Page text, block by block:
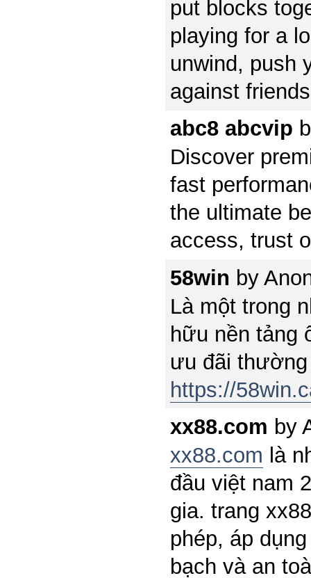
put blocks
playing for a
unwind, push
against
abc8 abcvip
Discover
fast
the ultimate
access, trust
58win by
Là một trong
hữu nền tảng
ưu đãi
https://
xx88.com by
xx88.com là
đầu việt nam
gia. trang
phép, áp
bạch và an